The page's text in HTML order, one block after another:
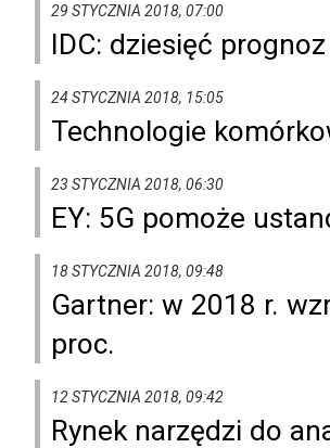
29 STYCZNIA 2018, 07:00
IDC: dziesięć
24 STYCZNIA 2018, 15:05
Technologie
23 STYCZNIA 2018, 06:30
EY: 5G pomoże
18 STYCZNIA 2018, 09:48
Gartner: w 2018 r.
proc.
12 STYCZNIA 2018, 09:42
Rynek narzędzi do